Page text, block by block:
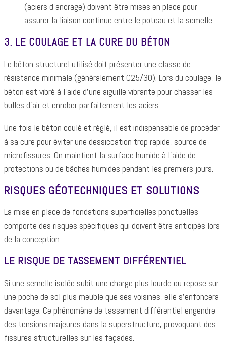
(aciers d'ancrage) doivent être mises en place pour
assurer la liaison continue entre le poteau et la semelle.
3. LE COULAGE ET LA CURE DU BÉTON
Le béton structurel utilisé doit présenter une classe de
résistance minimale (généralement C25/30). Lors du coulage, le
béton est vibré à l'aide d'une aiguille vibrante pour chasser les
bulles d'air et enrober parfaitement les aciers.
Une fois le béton coulé et réglé, il est indispensable de procéder
à sa cure pour éviter une dessiccation trop rapide, source de
microfissures. On maintient la surface humide à l'aide de
protections ou de bâches humides pendant les premiers jours.
RISQUES GÉOTECHNIQUES ET SOLUTIONS
La mise en place de fondations superficielles ponctuelles
comporte des risques spécifiques qui doivent être anticipés lors
de la conception.
LE RISQUE DE TASSEMENT DIFFÉRENTIEL
Si une semelle isolée subit une charge plus lourde ou repose sur
une poche de sol plus meuble que ses voisines, elle s'enfoncera
davantage. Ce phénomène de tassement différentiel engendre
des tensions majeures dans la superstructure, provoquant des
fissures structurelles sur les façades.